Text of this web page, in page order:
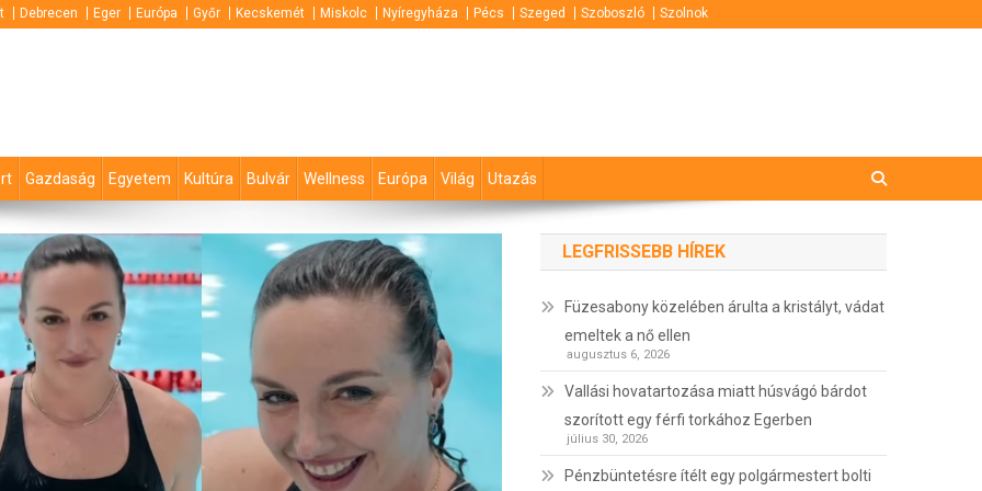
Debrecen Eger Európa Győr Kecskemét Miskolc Nyíregyháza Pécs Szeged Szoboszló Szolnok
Gazdaság Egyetem Kultúra Bulvár Wellness Európa Világ Utazás
LEGFRISSEBB HÍREK
Füzesabony közelében árulta a kristályt, vádat
emeltek a nő ellen
augusztus 6, 2026
Vallási hovatartozása miatt húsvágó bárdot
szorított egy férfi torkához Egerben
július 30, 2026
Pénzbüntetésre ítélt egy polgármestert bolti